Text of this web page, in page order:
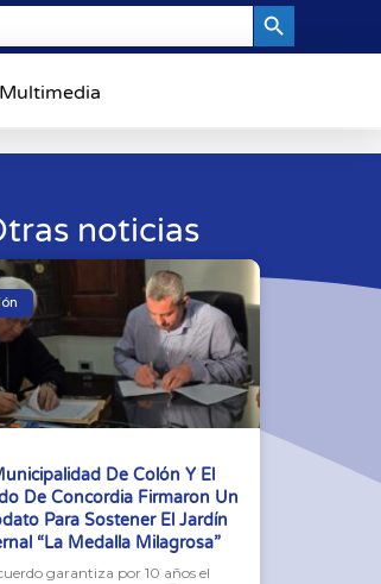
Multimedia
noticias
De Colón Y El
De Concordia Firmaron Un
Para Sostener El Jardín
“La Medalla Milagrosa”
garantiza por 10 años el